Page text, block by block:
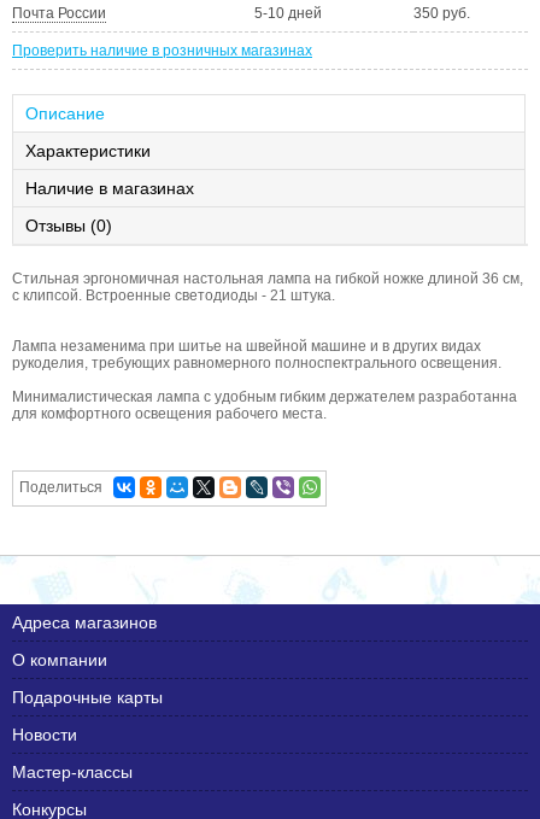
Почта России 5-10 дней 350 руб.
Проверить наличие в розничных магазинах
Описание
Характеристики
Наличие в магазинах
Отзывы (0)
Стильная эргономичная настольная лампа на гибкой ножке длиной 36 см,
с клипсой. Встроенные светодиоды - 21 штука.
Лампа незаменима при шитье на швейной машине и в других видах
рукоделия, требующих равномерного полноспектрального освещения.
Минималистическая лампа с удобным гибким держателем разработанна
для комфортного освещения рабочего места.
Поделиться
Адреса магазинов
О компании
Подарочные карты
Новости
Мастер-классы
Конкурсы